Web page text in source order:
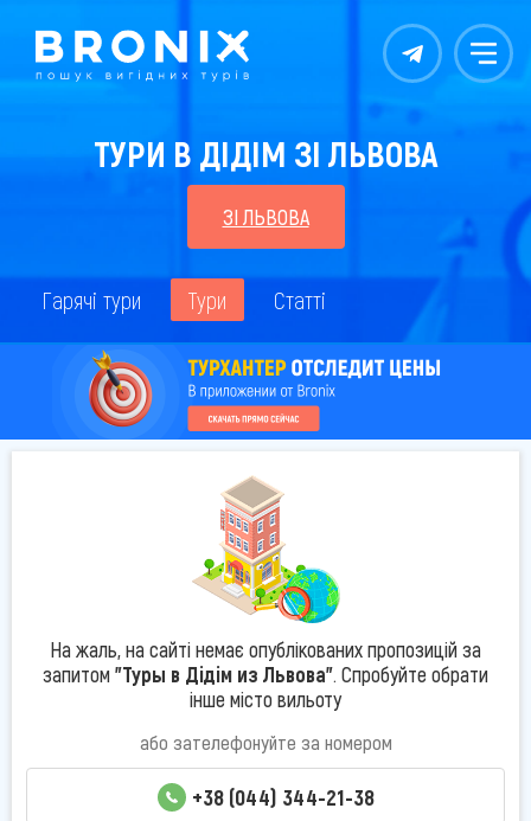
Контакты Меню
ТУРИ В ДІДІМ ЗІ ЛЬВОВА
ЗІ ЛЬВОВА
Гарячі тури Тури Статті
На жаль, на сайті немає опублікованих пропозицій за
запитом "Туры в Дідім из Львова". Спробуйте обрати
інше місто вильоту
або зателефонуйте за номером
+38 (044) 344-21-38